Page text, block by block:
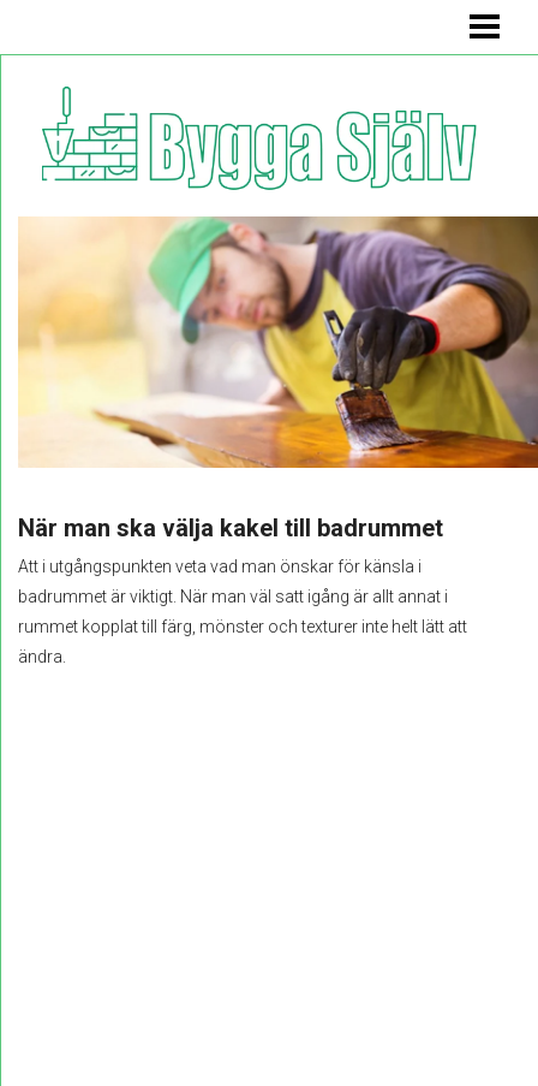
BADRUMSMÖBEL
BÄNK MED FÖRVARING
BLOGG
När man ska välja kakel till badrummet
Att i utgångspunkten veta vad man önskar för känsla i
badrummet är viktigt. När man väl satt igång är allt annat i
rummet kopplat till färg, mönster och texturer inte helt lätt att
ändra.